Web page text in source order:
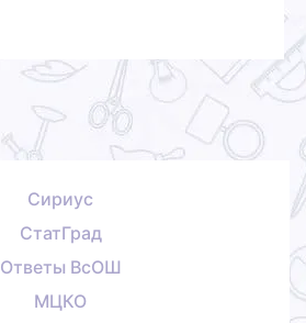
Сириус
СтатГрад
Ответы ВсОШ
МЦКО